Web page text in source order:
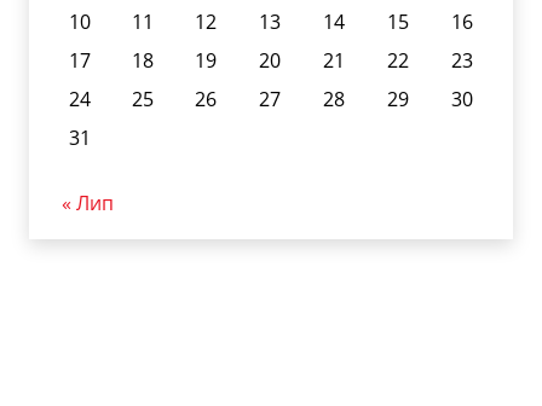
10
11 12 13 14 15
16
17
18 19 20 21 22
23
24
25 26 27 28 29
30
31
« Лип